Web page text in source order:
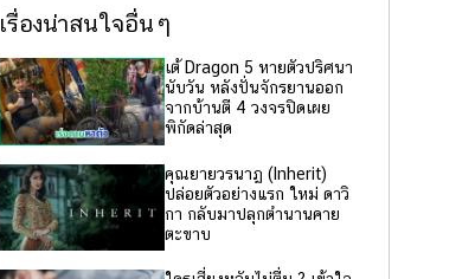
เรื่องน่าสนใจอื่นๆ
เต้ Dragon 5 หายตัวปริศนา
นับวัน หลังปั่นจักรยานออก
จากบ้านตี 4 วงจรปิดเผย
พิกัดล่าสุด
คุณยายวรนาฏ (Inherit)
ปล่อยตัวอย่างแรก ใหม่ ดาวิ
กา กลับมาปลุกตำนานคาย
ตะขาบ